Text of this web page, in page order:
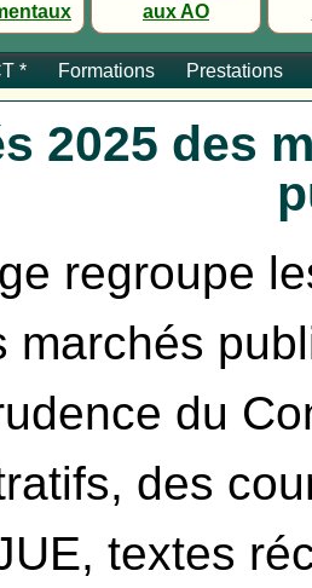
aux AO
* Formations Prestations
2025 des
regroupe
marchés
du
des
textes